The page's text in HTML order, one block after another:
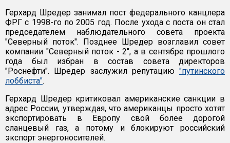
Герхард Шредер занимал пост федерального канцлера
ФРГ с 1998-го по 2005 год. После ухода с поста он стал
председателем наблюдательного совета проекта
"Северный поток". Позднее Шредер возглавил совет
компании "Северный поток - 2", а в сентябре прошлого
года был избран в состав совета директоров
"Роснефти". Шредер заслужил репутацию "путинского
лоббиста".
Герхард Шредер критиковал американские санкции в
адрес России, утверждая, что американцы просто хотят
экспортировать в Европу свой более дорогой
сланцевый газ, а потому и блокируют российский
экспорт энергоносителей.